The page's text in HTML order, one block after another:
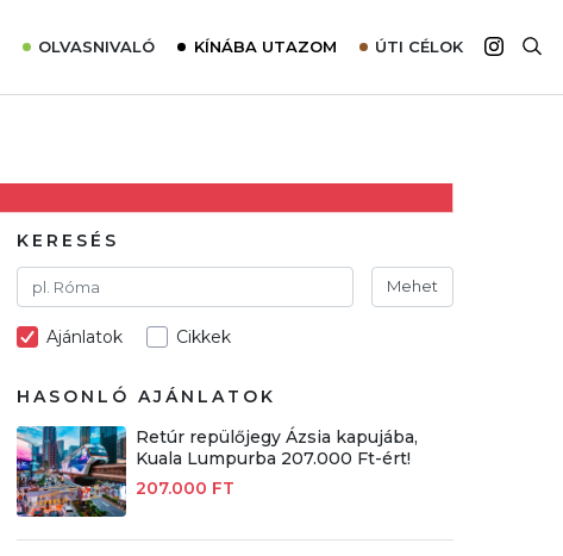
OLVASNIVALÓ
Utazómajom – CitySIM kártya a világutazóknak
Élménybeszámolók
Szállodalátogatás
Sajtómegjelenések
KÍNÁBA UTAZOM ÚTI CÉLOK
Afrika
KERESÉS
Mehet
Ajánlatok Cikkek
HASONLÓ AJÁNLATOK
Retúr repülőjegy Ázsia kapujába,
Kuala Lumpurba 207.000 Ft-ért!
207.000 FT